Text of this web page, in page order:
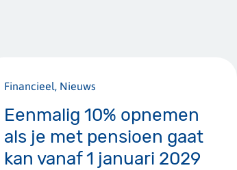
Eenmalig 10% opnemen
als je met pensioen gaat
kan vanaf 1 januari 2029
Financieel, Nieuws